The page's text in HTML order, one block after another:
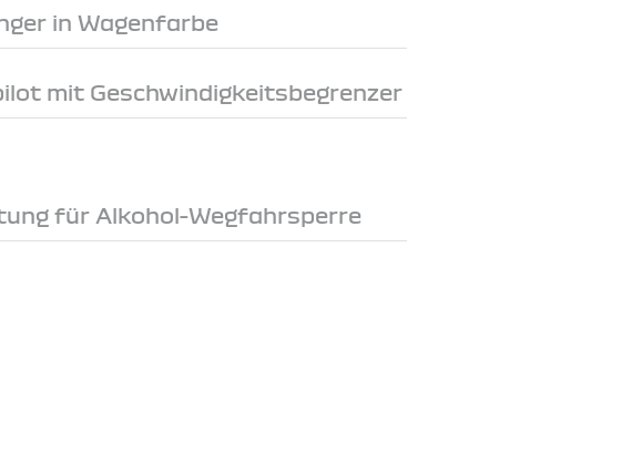
in Wagenfarbe
mit Geschwindigkeitsbegrenzer
für Alkohol-Wegfahrsperre